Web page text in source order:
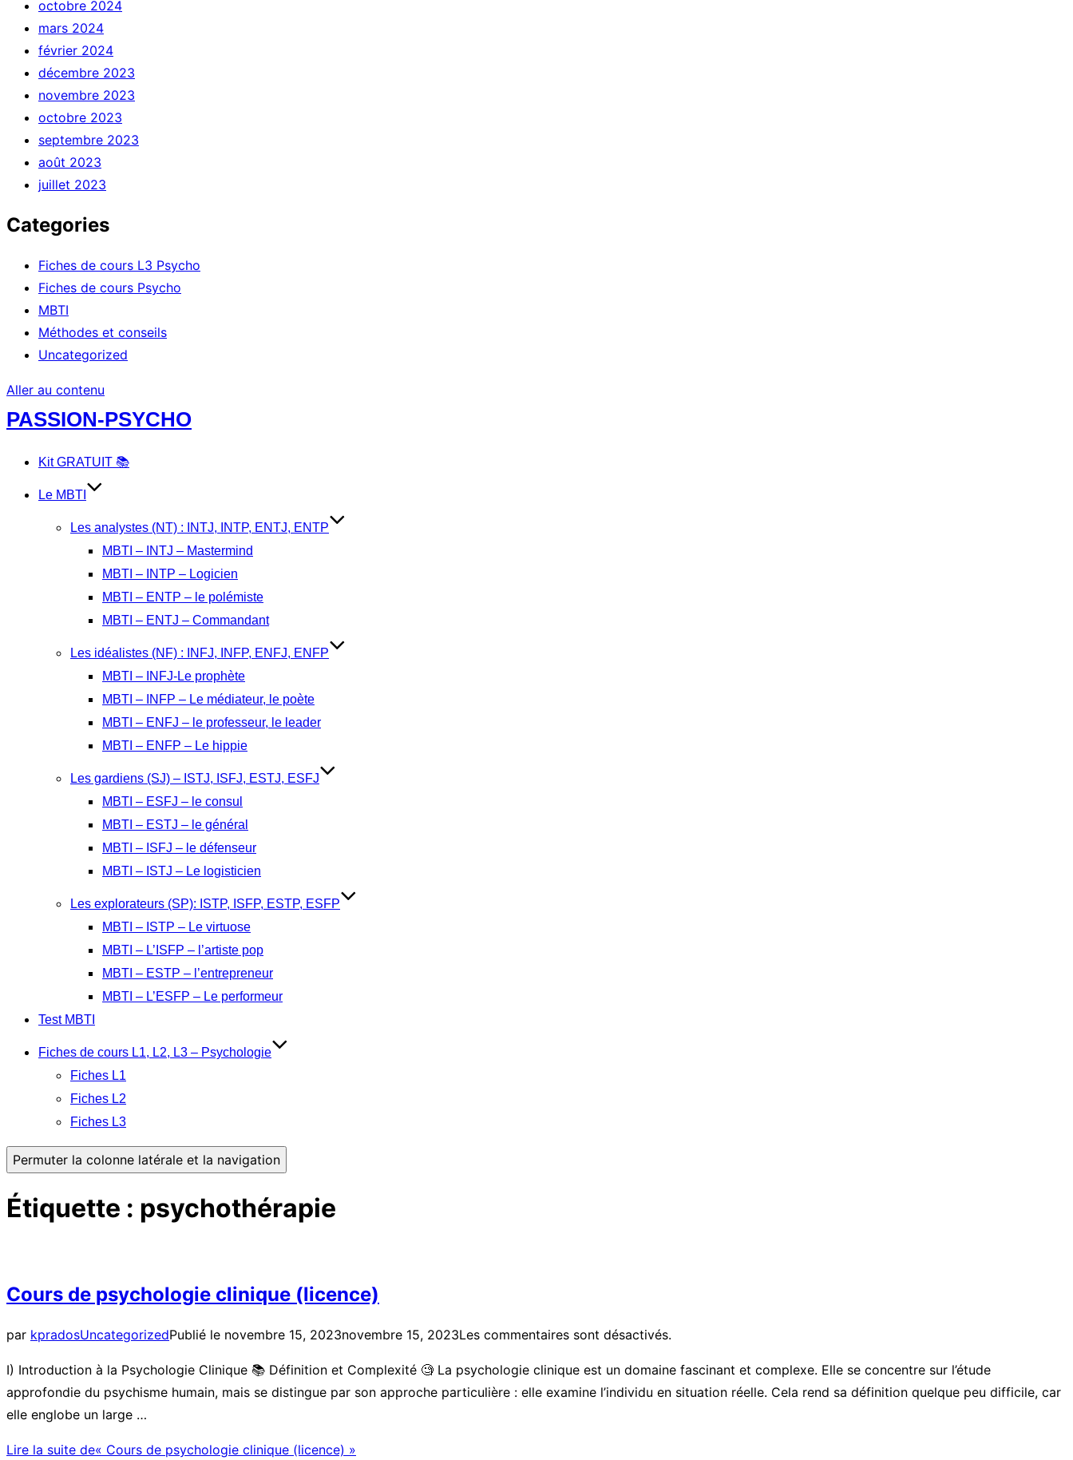
octobre 2024
mars 2024
février 2024
décembre 2023
novembre 2023
octobre 2023
septembre 2023
août 2023
juillet 2023
Categories
Fiches de cours L3 Psycho
Fiches de cours Psycho
MBTI
Méthodes et conseils
Uncategorized
Aller au contenu
PASSION-PSYCHO
Kit GRATUIT 📚
Le MBTI
Les analystes (NT) : INTJ, INTP, ENTJ, ENTP
MBTI – INTJ – Mastermind
MBTI – INTP – Logicien
MBTI – ENTP – le polémiste
MBTI – ENTJ – Commandant
Les idéalistes (NF) : INFJ, INFP, ENFJ, ENFP
MBTI – INFJ-Le prophète
MBTI – INFP – Le médiateur, le poète
MBTI – ENFJ – le professeur, le leader
MBTI – ENFP – Le hippie
Les gardiens (SJ) – ISTJ, ISFJ, ESTJ, ESFJ
MBTI – ESFJ – le consul
MBTI – ESTJ – le général
MBTI – ISFJ – le défenseur
MBTI – ISTJ – Le logisticien
Les explorateurs (SP): ISTP, ISFP, ESTP, ESFP
MBTI – ISTP – Le virtuose
MBTI – L’ISFP – l’artiste pop
MBTI – ESTP – l’entrepreneur
MBTI – L’ESFP – Le performeur
Test MBTI
Fiches de cours L1, L2, L3 – Psychologie
Fiches L1
Fiches L2
Fiches L3
Permuter la colonne latérale et la navigation
Étiquette : psychothérapie
Cours de psychologie clinique (licence)
par kpradosUncategorizedPublié le novembre 15, 2023novembre 15, 2023Les commentaires sont désactivés.
I) Introduction à la Psychologie Clinique 📚 Définition et Complexité 🧐 La psychologie clinique est un domaine fascinant et complexe. Elle se concentre sur l’étude
approfondie du psychisme humain, mais se distingue par son approche particulière : elle examine l’individu en situation réelle. Cela rend sa définition quelque peu difficile, car
elle englobe un large …
Lire la suite de« Cours de psychologie clinique (licence) »